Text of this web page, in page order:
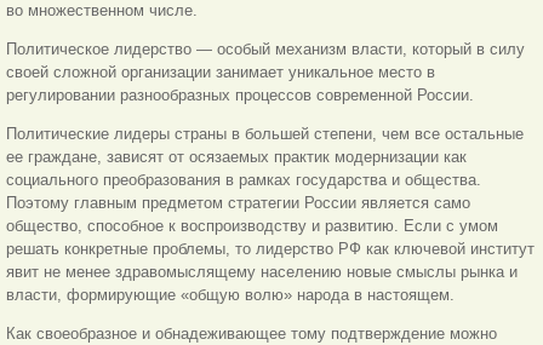
во множественном числе.
Политическое лидерство — особый механизм власти, который в силу
своей сложной организации занимает уникальное место в
регулировании разнообразных процессов современной России.
Политические лидеры страны в большей степени, чем все остальные
ее граждане, зависят от осязаемых практик модернизации как
социального преобразования в рамках государства и общества.
Поэтому главным предметом стратегии России является само
общество, способное к воспроизводству и развитию. Если с умом
решать конкретные проблемы, то лидерство РФ как ключевой институт
явит не менее здравомыслящему населению новые смыслы рынка и
власти, формирующие «общую волю» народа в настоящем.
Как своеобразное и обнадеживающее тому подтверждение можно